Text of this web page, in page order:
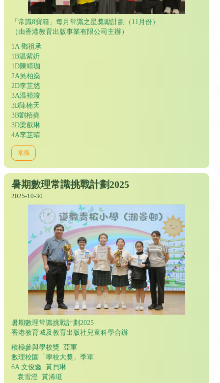
「常識8寶箱」每月常識之星獎勵計劃（11月份）
（由香港教育出版事業有限公司主辦）
1A 鄧祖承
1B温紫妡
1D陳靖珈
2A吳柏燊
2D李芷悠
3A温裕竣
3B陳楠天
3B劉栢堯
3D梁叡琳
4A李芷晴
常識
暑期數理常識挑戰計劃2025
2025-10-30
暑期數理常識挑戰計劃2025
香港教育城及教育出版社兒童科學合辦
積極參與學校獎 亞軍
數理校園「學校大獎」季軍
6A 文俊鑫 黃貝琳
袁雪澄 黃浠珽